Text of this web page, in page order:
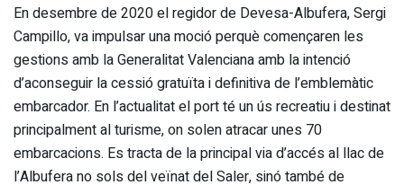
En desembre de 2020 el regidor de Devesa-Albufera, Sergi
Campillo, va impulsar una moció perquè començaren les
gestions amb la Generalitat Valenciana amb la intenció
d’aconseguir la cessió gratuïta i definitiva de l’emblemàtic
embarcador. En l’actualitat el port té un ús recreatiu i destinat
principalment al turisme, on solen atracar unes 70
embarcacions. Es tracta de la principal via d’accés al llac de
l’Albufera no sols del veïnat del Saler, sinó també de